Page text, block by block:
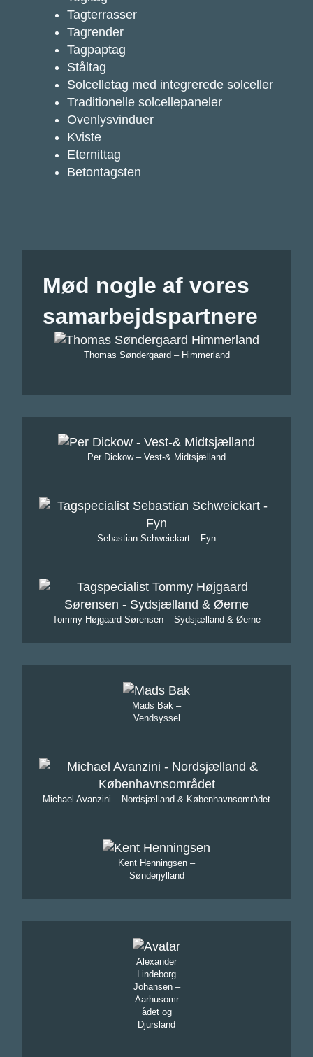
Tagterrasser
Tagrender
Tagpaptag
Ståltag
Solcelletag med integrerede solceller
Traditionelle solcellepaneler
Ovenlysvinduer
Kviste
Eternittag
Betontagsten
Mød nogle af vores
samarbejdspartnere
Thomas Søndergaard – Himmerland
Per Dickow – Vest-& Midtsjælland
Sebastian Schweickart – Fyn
Tommy Højgaard Sørensen – Sydsjælland & Øerne
Mads Bak –
Vendsyssel
Michael Avanzini – Nordsjælland & Københavnsområdet
Kent Henningsen –
Sønderjylland
Alexander
Lindeborg
Johansen –
Aarhusomr
ådet og
Djursland